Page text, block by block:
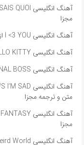
مجزا
آهنگ انگلیسی I <3 YOU از MARINA به همراه متن و ترجمه مجزا
آهنگ انگلیسی HELLO KITTY از MARINA به همراه متن و ترجمه مجزا
آهنگ انگلیسی FINAL BOSS از MARINA به همراه متن و ترجمه مجزا
متن و ترجمه مجزا
مجزا